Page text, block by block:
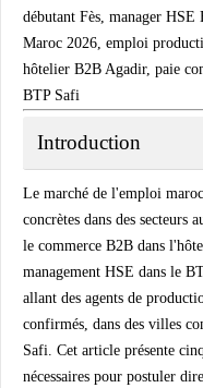
débutant Fès, manager
Maroc 2026, emploi
hôtelier B2B Agadir, paie
BTP Safi
Introduction
Le marché de l'emploi
concrètes dans des secteurs
le commerce B2B dans
management HSE dans le
allant des agents de
confirmés, dans des villes
Safi. Cet article présente
nécessaires pour postuler